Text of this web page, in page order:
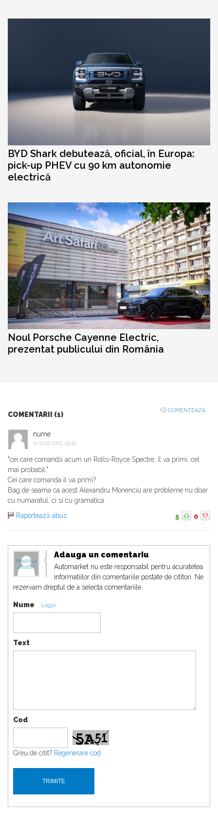
BYD Shark debutează, oficial, în Europa:
pick-up PHEV cu 90 km autonomie
electrică
Noul Porsche Cayenne Electric,
prezentat publicului din România
COMENTARII (1)
COMENTEAZA
nume
la 22.05.2023, 19:49
"cei care comandă acum un Rolls-Royce Spectre, îl va primi, cel
mai probabil."
Cei care comanda il va primi?
Bag de seama ca acest Alexandru Monenciu are probleme nu doar
cu numaratul, ci si cu gramatica.
Raportează abuz
5 0
Modifica
avatar
Adauga un comentariu
Automarket nu este responsabil pentru acuratetea
informatiilor din comentariile postate de cititori. Ne
rezervam dreptul de a selecta comentariile.
Nume Login
Text
Cod
Greu de citit? Regenerare cod